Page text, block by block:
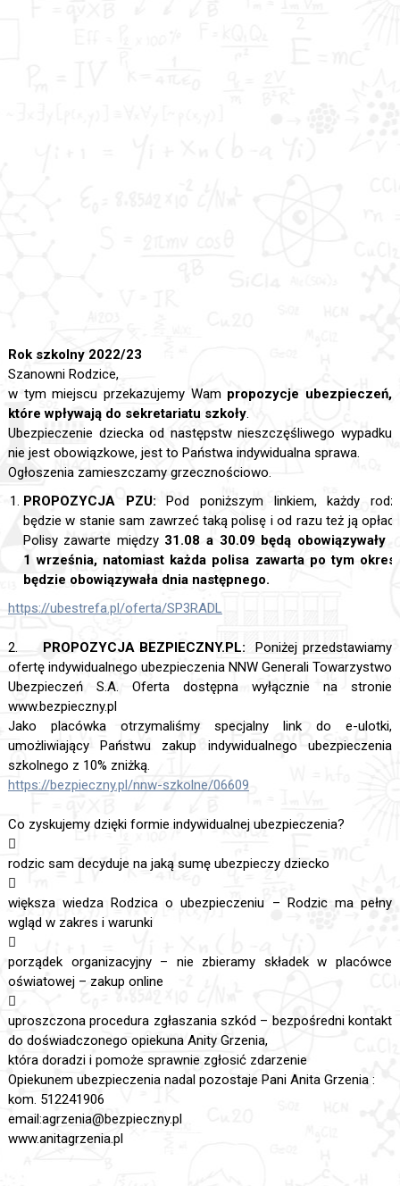
Rok szkolny 2022/23
Szanowni Rodzice,
w tym miejscu przekazujemy Wam propozycje ubezpieczeń,
które wpływają do sekretariatu szkoły.
Ubezpieczenie dziecka od następstw nieszczęśliwego wypadku
nie jest obowiązkowe, jest to Państwa indywidualna sprawa.
Ogłoszenia zamieszczamy grzecznościowo.
PROPOZYCJA PZU:Pod poniższym linkiem, każdy
będzie w stanie sam zawrzeć taką polisę i od razu też ją
Polisy zawarte między 31.08 a 30.09 będą obowiązywały
1 września, natomiast każda polisa zawarta po tym
będzie obowiązywała dnia następnego.
https://ubestrefa.pl/oferta/SP3RADL
2. PROPOZYCJA BEZPIECZNY.PL:Poniżej przedstawiamy
ofertę indywidualnego ubezpieczenia NNW Generali Towarzystwo
Ubezpieczeń S.A. Oferta dostępna wyłącznie na stronie
www.bezpieczny.pl
Jako placówka otrzymaliśmy specjalny link do e-ulotki,
umożliwiający Państwu zakup indywidualnego ubezpieczenia
szkolnego z 10% zniżką.
https://bezpieczny.pl/nnw-szkolne/06609
Co zyskujemy dzięki formie indywidualnej ubezpieczenia?

rodzic sam decyduje na jaką sumę ubezpieczy dziecko

większa wiedza Rodzica o ubezpieczeniu – Rodzic ma pełny
wgląd w zakres i warunki

porządek organizacyjny – nie zbieramy składek w placówce
oświatowej – zakup online

uproszczona procedura zgłaszania szkód – bezpośredni kontakt
do doświadczonego opiekuna Anity Grzenia,
która doradzi i pomoże sprawnie zgłosić zdarzenie
Opiekunem ubezpieczenia nadal pozostaje Pani Anita Grzenia :
kom. 512241906
email:agrzenia@bezpieczny.pl
www.anitagrzenia.pl